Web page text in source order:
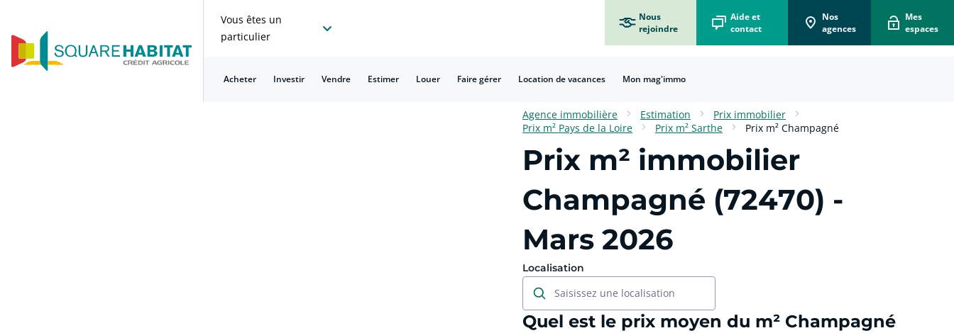
Vous êtes un
particulier
Nous
rejoindre
Aide et
contact
Nos
agences
Mes
espaces
Acheter Investir Vendre Estimer Louer Faire gérer Location de vacances Mon mag'immo
Agence immobilière Estimation
Prix immobilier
Prix m² Pays de la Loire
Prix m² Sarthe Prix m² Champagné
Prix m² immobilier
Champagné (72470) -
Mars 2026
Localisation
Saisissez une localisation
Quel est le prix moyen du m² Champagné